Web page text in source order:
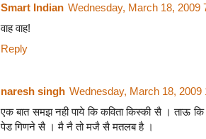
Smart Indian Wednesday, March 18, 2009
वाह वाह!
Reply
naresh singh Wednesday, March 18, 2009
एक बात समझ नही पाये कि कविता किस्की सै । ताऊ
पेड गिणने सै । मै नै तो मजै सै मतलब है ।